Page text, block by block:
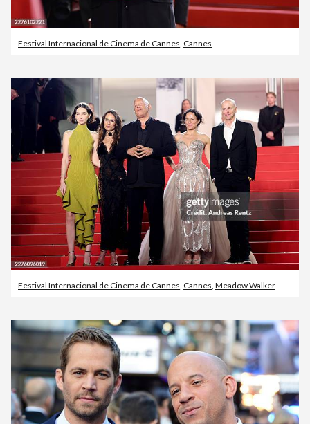
Festival Internacional de Cinema de Cannes, Cannes
Festival Internacional de Cinema de Cannes Cannes Meadow Walker